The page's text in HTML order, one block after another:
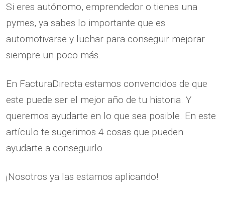
Si eres autónomo, emprendedor o tienes una
pymes, ya sabes lo importante que es
automotivarse y luchar para conseguir mejorar
siempre un poco más.
En FacturaDirecta estamos convencidos de que
este puede ser el mejor año de tu historia. Y
queremos ayudarte en lo que sea posible. En este
artículo te sugerimos 4 cosas que pueden
ayudarte a conseguirlo
¡Nosotros ya las estamos aplicando!